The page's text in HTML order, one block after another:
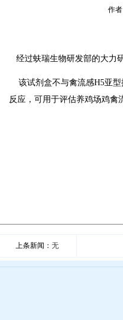
作
经过蚨瑞生物研发部的大力
该试剂盒不与禽流感H5亚型
反应，可用于评估养鸡场鸡禽
上条新闻： 无